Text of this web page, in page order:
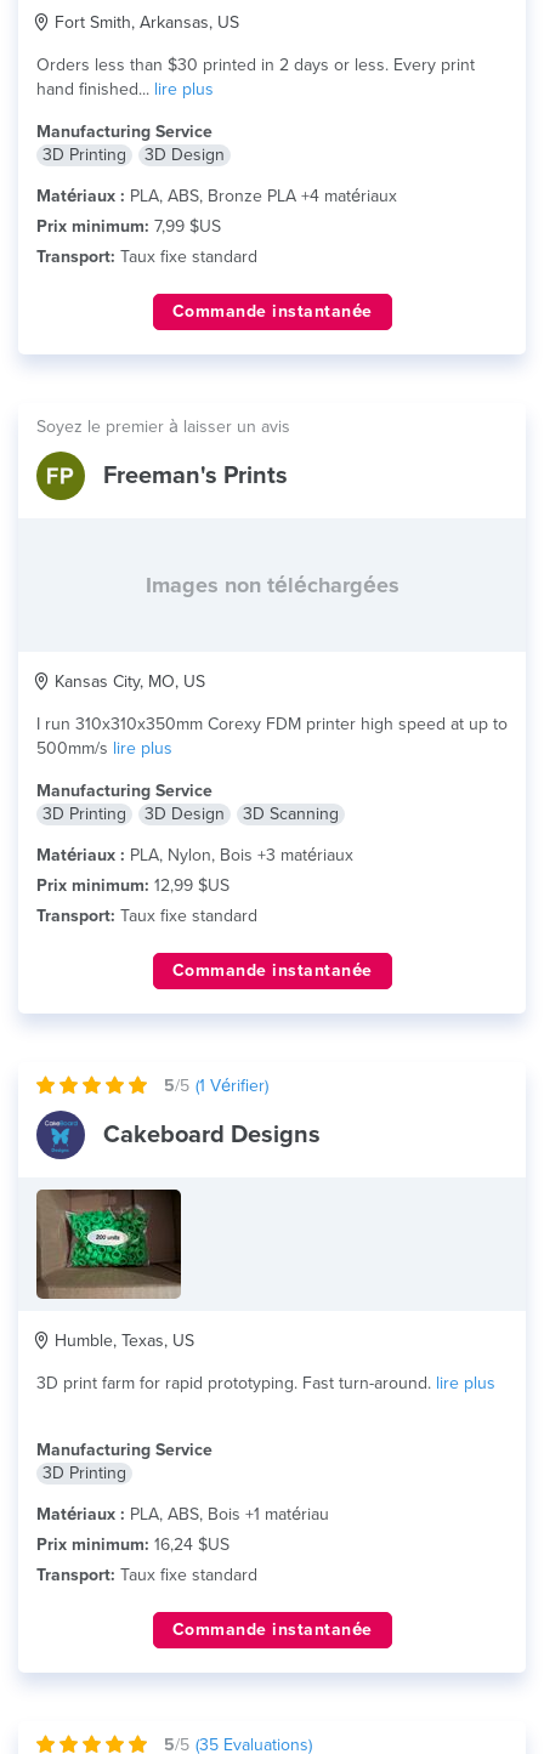
Fort Smith, Arkansas, US
Orders less than $30 printed in 2 days or less. Every print
hand finished... lire plus
Manufacturing Service
3D Printing
3D Design
Matériaux : PLA, ABS, Bronze PLA +4 matériaux
Prix minimum: 7,99 $US
Transport: Taux fixe standard
Commande instantanée
Soyez le premier à laisser un avis
Freeman's Prints
Images non téléchargées
Kansas City, MO, US
I run 310x310x350mm Corexy FDM printer high speed at up to
500mm/s lire plus
Manufacturing Service
3D Printing
3D Design
3D Scanning
Matériaux : PLA, Nylon, Bois +3 matériaux
Prix minimum: 12,99 $US
Transport: Taux fixe standard
Commande instantanée
5/5 (1 Vérifier)
Cakeboard Designs
Humble, Texas, US
3D print farm for rapid prototyping. Fast turn-around. lire plus
Manufacturing Service
3D Printing
Matériaux : PLA, ABS, Bois +1 matériau
Prix minimum: 16,24 $US
Transport: Taux fixe standard
Commande instantanée
5/5 (35 Evaluations)